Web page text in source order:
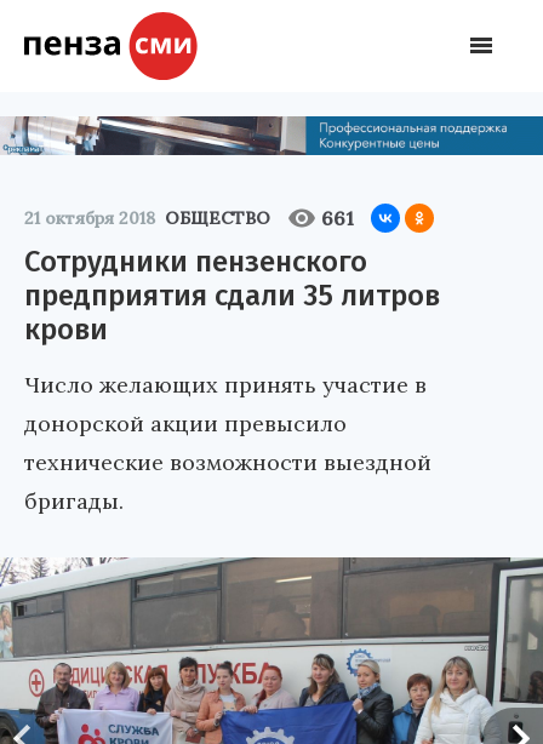
21 октября 2018 ОБЩЕСТВО 661
Сотрудники пензенского
предприятия сдали 35 литров
крови
Число желающих принять участие в
донорской акции превысило
технические возможности выездной
бригады.